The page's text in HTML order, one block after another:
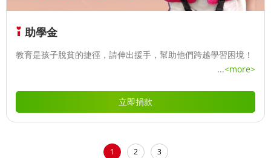
助學金
教育是孩子脫貧的捷徑，請伸出援手，幫助他們跨越學習困境！
...<more>
立即捐款
1 2 3